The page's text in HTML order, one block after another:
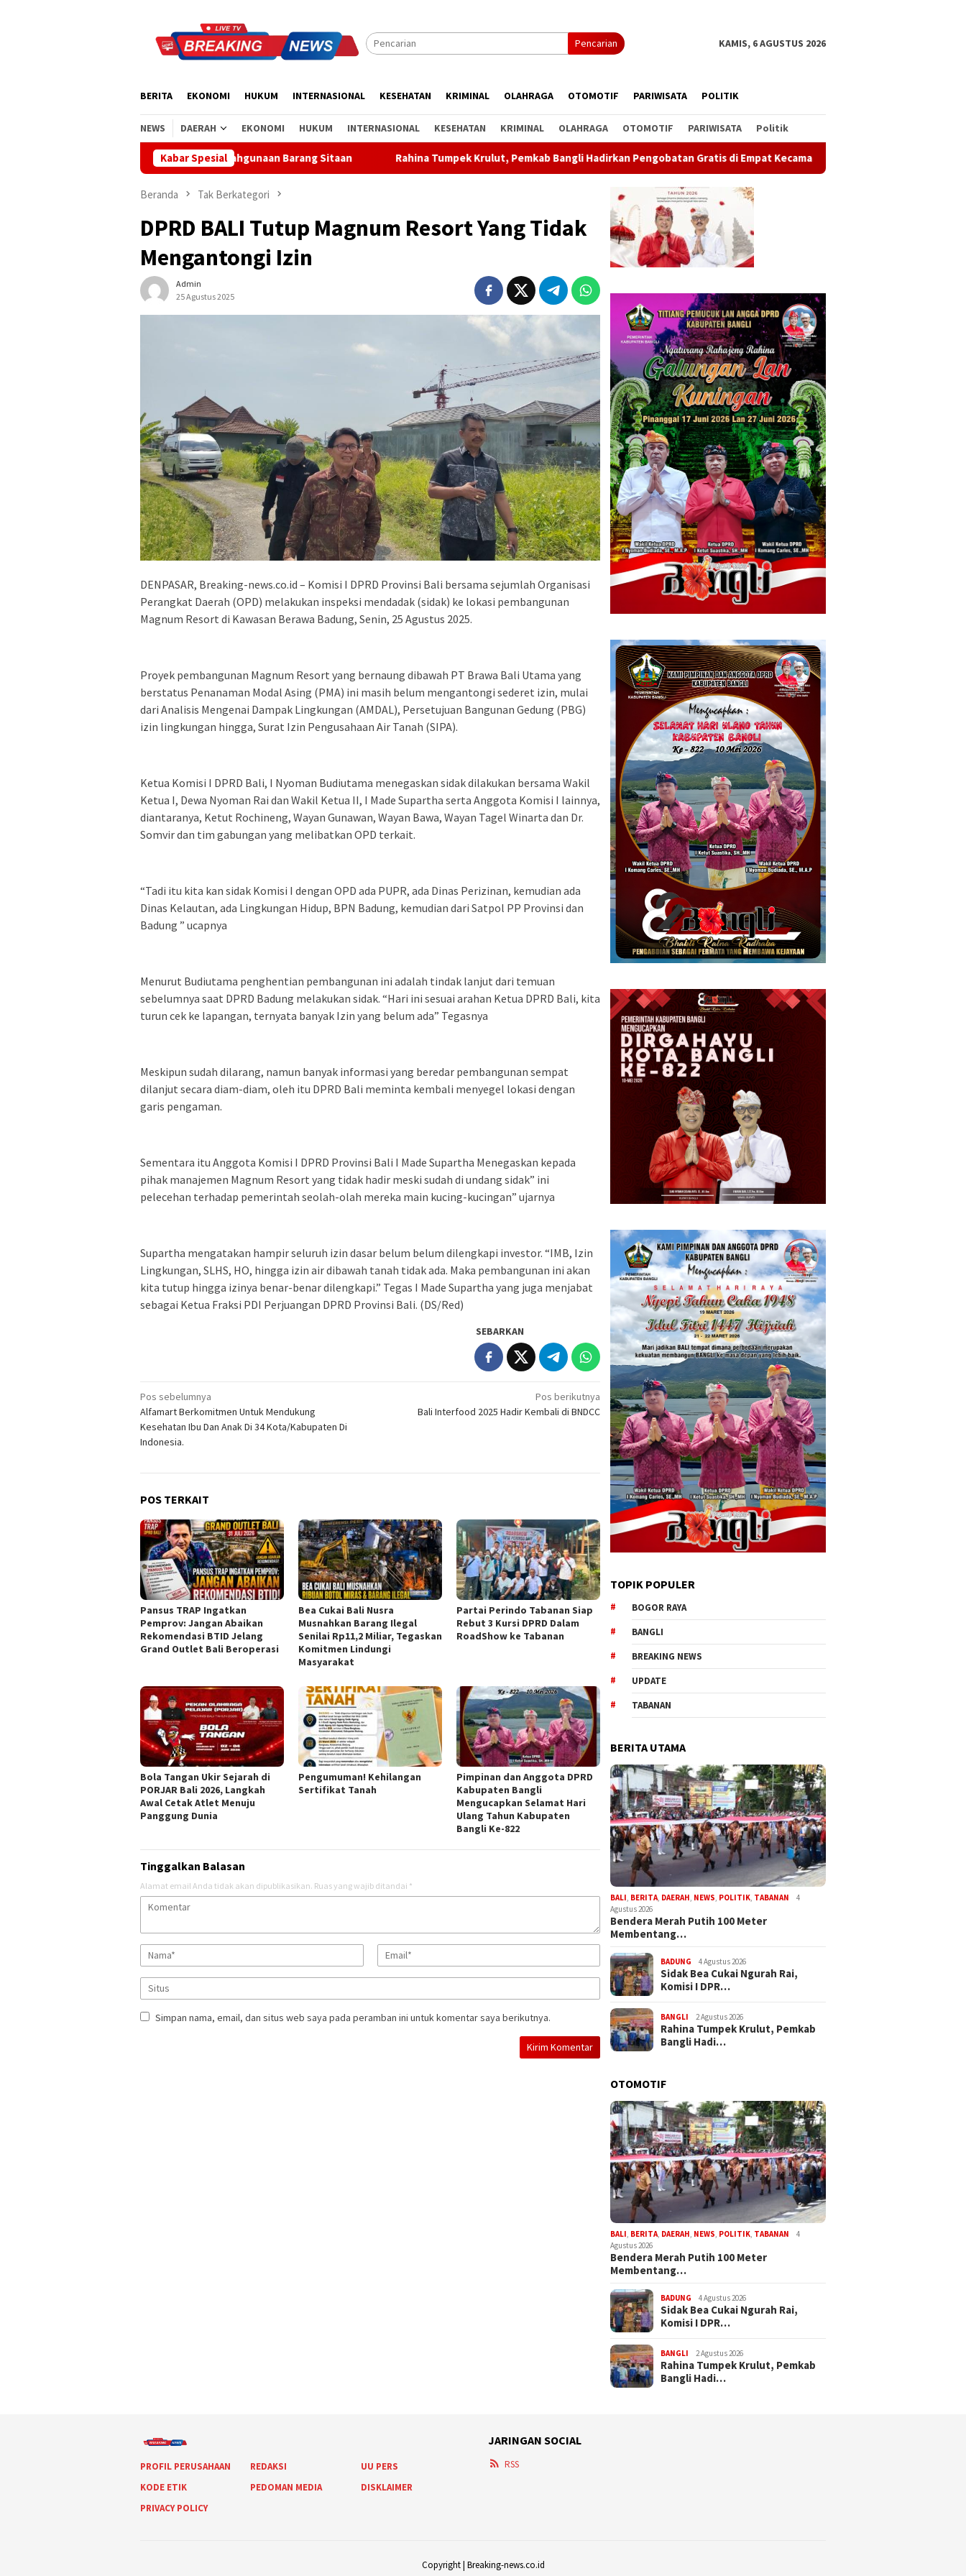
Pencarian KAMIS, 6 AGUSTUS 2026
BERITA EKONOMI HUKUM INTERNASIONAL KESEHATAN KRIMINAL OLAHRAGA OTOMOTIF PARIWISATA POLITIK
NEWS DAERAH EKONOMI HUKUM INTERNASIONAL KESEHATAN KRIMINAL OLAHRAGA OTOMOTIF PARIWISATA Politik
Kabar Spesial
Ada Indikasi Penyalahgunaan Barang Sitaan Rahina Tumpek Krulut, Pemkab Bangli Hadirkan Pengobatan Gratis di Empat Kecamatan Wujudkan Pelayanan Kesehatan Berlandaskan
Beranda Tak Berkategori
DPRD BALI Tutup Magnum Resort Yang Tidak
Mengantongi Izin
Admin
25 Agustus 2025
DENPASAR, Breaking-news.co.id – Komisi I DPRD Provinsi Bali bersama sejumlah Organisasi
Perangkat Daerah (OPD) melakukan inspeksi mendadak (sidak) ke lokasi pembangunan
Magnum Resort di Kawasan Berawa Badung, Senin, 25 Agustus 2025.
Proyek pembangunan Magnum Resort yang bernaung dibawah PT Brawa Bali Utama yang
berstatus Penanaman Modal Asing (PMA) ini masih belum mengantongi sederet izin, mulai
dari Analisis Mengenai Dampak Lingkungan (AMDAL), Persetujuan Bangunan Gedung (PBG)
izin lingkungan hingga, Surat Izin Pengusahaan Air Tanah (SIPA).
Ketua Komisi I DPRD Bali, I Nyoman Budiutama menegaskan sidak dilakukan bersama Wakil
Ketua I, Dewa Nyoman Rai dan Wakil Ketua II, I Made Supartha serta Anggota Komisi I lainnya,
diantaranya, Ketut Rochineng, Wayan Gunawan, Wayan Bawa, Wayan Tagel Winarta dan Dr.
Somvir dan tim gabungan yang melibatkan OPD terkait.
“Tadi itu kita kan sidak Komisi I dengan OPD ada PUPR, ada Dinas Perizinan, kemudian ada
Dinas Kelautan, ada Lingkungan Hidup, BPN Badung, kemudian dari Satpol PP Provinsi dan
Badung ” ucapnya
Menurut Budiutama penghentian pembangunan ini adalah tindak lanjut dari temuan
sebelumnya saat DPRD Badung melakukan sidak. “Hari ini sesuai arahan Ketua DPRD Bali, kita
turun cek ke lapangan, ternyata banyak Izin yang belum ada” Tegasnya
Meskipun sudah dilarang, namun banyak informasi yang beredar pembangunan sempat
dilanjut secara diam-diam, oleh itu DPRD Bali meminta kembali menyegel lokasi dengan
garis pengaman.
Sementara itu Anggota Komisi I DPRD Provinsi Bali I Made Supartha Menegaskan kepada
pihak manajemen Magnum Resort yang tidak hadir meski sudah di undang sidak” ini
pelecehan terhadap pemerintah seolah-olah mereka main kucing-kucingan” ujarnya
Supartha mengatakan hampir seluruh izin dasar belum belum dilengkapi investor. “IMB, Izin
Lingkungan, SLHS, HO, hingga izin air dibawah tanah tidak ada. Maka pembangunan ini akan
kita tutup hingga izinya benar-benar dilengkapi.” Tegas I Made Supartha yang juga menjabat
sebagai Ketua Fraksi PDI Perjuangan DPRD Provinsi Bali. (DS/Red)
SEBARKAN
Navigasi
pos
Pos sebelumnya
Alfamart Berkomitmen Untuk Mendukung
Kesehatan Ibu Dan Anak Di 34 Kota/Kabupaten Di
Indonesia.
Pos berikutnya
Bali Interfood 2025 Hadir Kembali di BNDCC
POS TERKAIT
Pansus TRAP Ingatkan
Pemprov: Jangan Abaikan
Rekomendasi BTID Jelang
Grand Outlet Bali Beroperasi
Bea Cukai Bali Nusra
Musnahkan Barang Ilegal
Senilai Rp11,2 Miliar, Tegaskan
Komitmen Lindungi
Masyarakat
Partai Perindo Tabanan Siap
Rebut 3 Kursi DPRD Dalam
RoadShow ke Tabanan
Bola Tangan Ukir Sejarah di
PORJAR Bali 2026, Langkah
Awal Cetak Atlet Menuju
Panggung Dunia
Pengumuman! Kehilangan
Sertifikat Tanah
Pimpinan dan Anggota DPRD
Kabupaten Bangli
Mengucapkan Selamat Hari
Ulang Tahun Kabupaten
Bangli Ke-822
Tinggalkan Balasan
Alamat email Anda tidak akan dipublikasikan. Ruas yang wajib ditandai *
Simpan nama, email, dan situs web saya pada peramban ini untuk komentar saya berikutnya.
TOPIK POPULER
BOGOR RAYA
BANGLI
BREAKING NEWS
UPDATE
TABANAN
BERITA UTAMA
BALI, BERITA, DAERAH, NEWS, POLITIK, TABANAN
4
Agustus 2026
Bendera Merah Putih 100 Meter
Membentang…
BADUNG 4 Agustus 2026
Sidak Bea Cukai Ngurah Rai,
Komisi I DPR…
BANGLI 2 Agustus 2026
Rahina Tumpek Krulut, Pemkab
Bangli Hadi…
OTOMOTIF
BALI, BERITA, DAERAH, NEWS, POLITIK, TABANAN
4
Agustus 2026
Bendera Merah Putih 100 Meter
Membentang…
BADUNG 4 Agustus 2026
Sidak Bea Cukai Ngurah Rai,
Komisi I DPR…
BANGLI 2 Agustus 2026
Rahina Tumpek Krulut, Pemkab
Bangli Hadi…
PROFIL PERUSAHAAN REDAKSI
UU PERS
KODE ETIK
PEDOMAN MEDIA
DISKLAIMER
PRIVACY POLICY
JARINGAN SOCIAL
RSS
Copyright | Breaking-news.co.id